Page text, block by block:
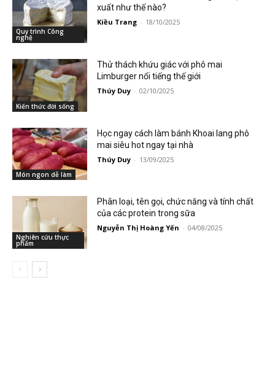
Quy trình Công
nghệ
xuất như thế nào?
Kiều Trang - 18/10/2025
Kiến thức đời sống
Thử thách khứu giác với phô mai
Limburger nổi tiếng thế giới
Thúy Duy - 02/10/2025
Món ngon dễ làm
Học ngay cách làm bánh Khoai lang phô
mai siêu hot ngay tại nhà
Thúy Duy - 13/09/2025
Nghiên cứu thực
phẩm
Phân loại, tên gọi, chức năng và tính chất
của các protein trong sữa
Nguyễn Thị Hoàng Yến - 04/08/2025